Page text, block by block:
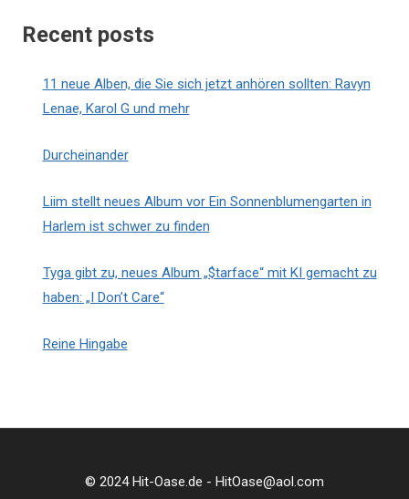
Recent posts
11 neue Alben, die Sie sich jetzt anhören sollten: Ravyn
Lenae, Karol G und mehr
Durcheinander
Liim stellt neues Album vor Ein Sonnenblumengarten in
Harlem ist schwer zu finden
Tyga gibt zu, neues Album „$tarface“ mit KI gemacht zu
haben: „I Don’t Care“
Reine Hingabe
© 2024 Hit-Oase.de - HitOase@aol.com